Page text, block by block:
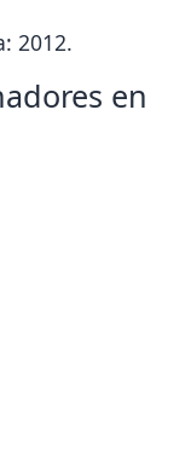
2012.
en